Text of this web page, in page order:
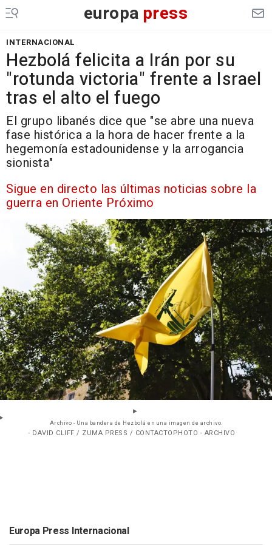
europa press
INTERNACIONAL
Hezbolá felicita a Irán por su
"rotunda victoria" frente a Israel
tras el alto el fuego
El grupo libanés dice que "se abre una nueva
fase histórica a la hora de hacer frente a la
hegemonía estadounidense y la arrogancia
sionista"
Sigue en directo las últimas noticias sobre la
guerra en Oriente Próximo
Archivo - Una bandera de Hezbolá en una imagen de archivo.
- DAVID CLIFF / ZUMA PRESS / CONTACTOPHOTO - ARCHIVO
Europa Press Internacional